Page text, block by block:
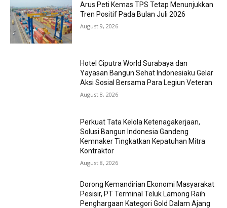
Arus Peti Kemas TPS Tetap Menunjukkan
Tren Positif Pada Bulan Juli 2026
August 9, 2026
Hotel Ciputra World Surabaya dan
Yayasan Bangun Sehat Indonesiaku Gelar
Aksi Sosial Bersama Para Legiun Veteran
August 8, 2026
Perkuat Tata Kelola Ketenagakerjaan,
Solusi Bangun Indonesia Gandeng
Kemnaker Tingkatkan Kepatuhan Mitra
Kontraktor
August 8, 2026
Dorong Kemandirian Ekonomi Masyarakat
Pesisir, PT Terminal Teluk Lamong Raih
Penghargaan Kategori Gold Dalam Ajang